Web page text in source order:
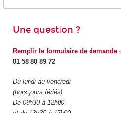
Une question ?
Remplir le formulaire de demande
01 58 80 89 72
Du lundi au vendredi
(hors jours fériés)
De 09h30 à 12h00